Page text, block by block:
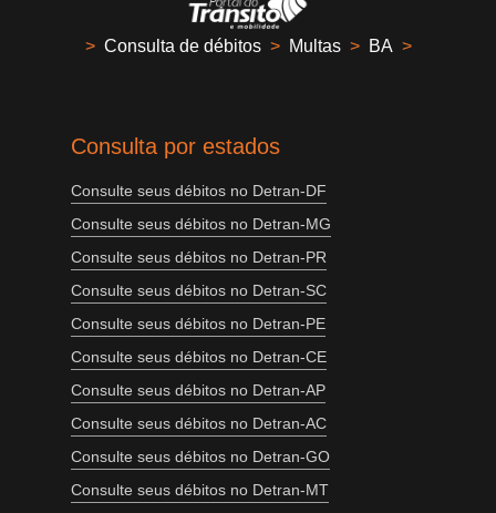
> Consulta de débitos > Multas > BA >
Consulta por estados
Consulte seus débitos no Detran-DF
Consulte seus débitos no Detran-MG
Consulte seus débitos no Detran-PR
Consulte seus débitos no Detran-SC
Consulte seus débitos no Detran-PE
Consulte seus débitos no Detran-CE
Consulte seus débitos no Detran-AP
Consulte seus débitos no Detran-AC
Consulte seus débitos no Detran-GO
Consulte seus débitos no Detran-MT